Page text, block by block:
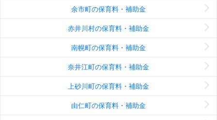
余市町の保育料・補助金
赤井川村の保育料・補助金
南幌町の保育料・補助金
奈井江町の保育料・補助金
上砂川町の保育料・補助金
由仁町の保育料・補助金